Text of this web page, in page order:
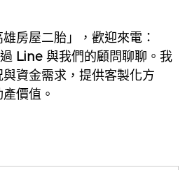
房屋二胎」，歡迎來電：
Line與我們的顧問聊聊。我
資金需求，提供客製化方
價值。